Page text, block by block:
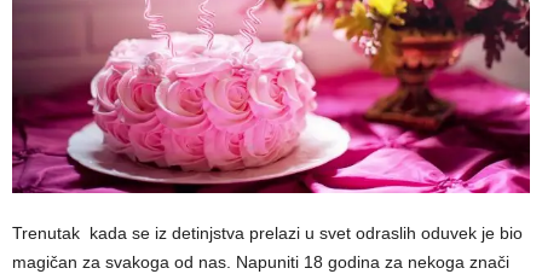
Trenutak kada se iz detinjstva prelazi u svet odraslih oduvek je bio
magičan za svakoga od nas. Napuniti 18 godina za nekoga znači